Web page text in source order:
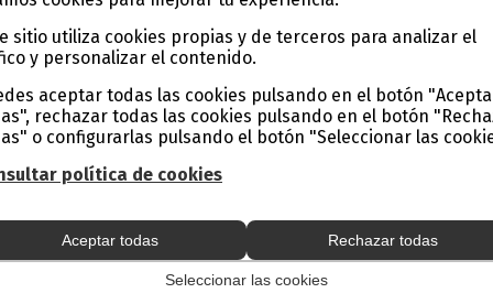
sitio utiliza cookies propias y de terceros para analizar el
y personalizar el contenido.
aceptar todas las cookies pulsando en el botón
rechazar todas las cookies pulsando en el botón
o configurarlas pulsando el botón "Seleccionar las
política de cookies
Aceptar todas Rechazar todas
Seleccionar las cookies
Apretada agenda en la jornada del 18 de julio
para el Vicepresidente de la República
julio 18, 2024
Hotel Annobón, Fábrica de Atún y la escuela de Palea son
Somagec al Vicepresidente de la República, en la sesión de
trabajo desarrollada este jueves en la Jefatura de Estado.
Gobierno Vicepresidencia